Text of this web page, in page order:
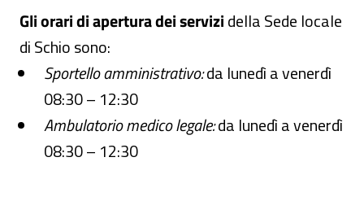
Gli orari di apertura dei servizidella Sede locale
di Schio sono:
Sportello amministrativo:da lunedì a venerdì
08:30 – 12:30
Ambulatorio medico legale:da lunedì a venerdì
08:30 – 12:30